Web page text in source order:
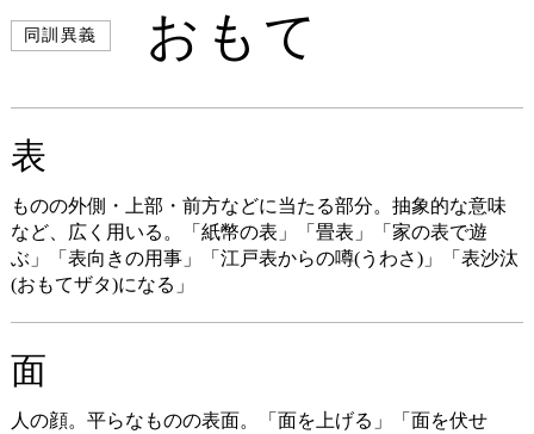
同訓異義 おもて
表
ものの外側・上部・前方などに当たる部分。抽象的な意味
など、広く用いる。「紙幣の表」「畳表」「家の表で遊
ぶ」「表向きの用事」「江戸表からの噂(うわさ)」「表沙汰
(おもてザタ)になる」
面
人の顔。平らなものの表面。「面を上げる」「面を伏せ